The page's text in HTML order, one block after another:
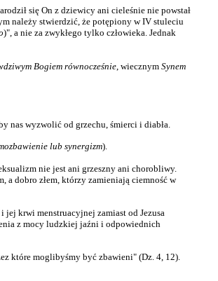
się On z dziewicy ani cieleśnie nie powstał
należy stwierdzić, że potępiony w IV stuleciu
)", a nie za zwykłego tylko człowieka. Jednak
Bogiem równocześnie, wiecznym Synem
nas wyzwolić od grzechu, śmierci i diabła.
lub synergizm).
nie jest ani grzeszny ani chorobliwy.
a dobro złem, którzy zamieniają ciemność w
krwi menstruacyjnej zamiast od Jezusa
z mocy ludzkiej jaźni i odpowiednich
które moglibyśmy być zbawieni" (Dz. 4, 12).